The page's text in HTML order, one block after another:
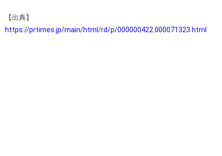
【出典】
https://prtimes.jp/main/html/rd/p/000000422.000071323.html